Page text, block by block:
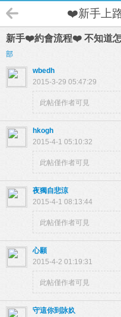
❤️新手上
新手❤️約會流程❤️ 不知道
部
wbedh
2015-3-29 05:47:29
此帖僅作者可見
hkogh
2015-4-1 05:10:32
此帖僅作者可見
夜獨自悲涼
2015-4-1 08:13:44
此帖僅作者可見
心願
2015-4-2 01:19:31
此帖僅作者可見
守這你到詠奺